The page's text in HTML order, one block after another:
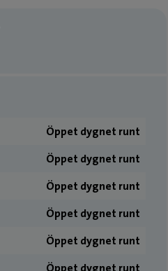
Öppet dygnet runt
Öppet dygnet runt
Öppet dygnet runt
Öppet dygnet runt
Öppet dygnet runt
Öppet dygnet runt